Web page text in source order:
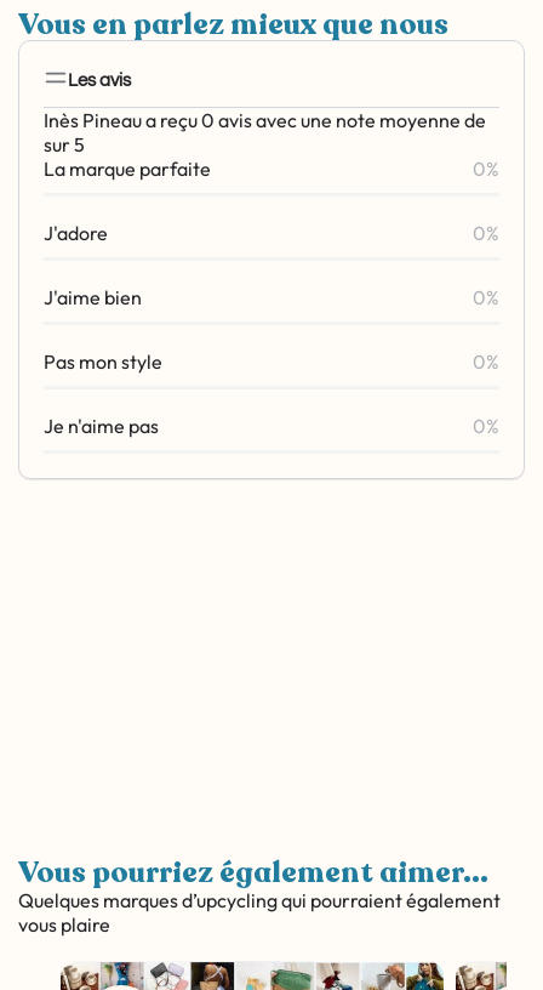
Vous en parlez mieux que nous
Les avis
Inès Pineau a reçu 0 avis avec une note moyenne de
sur 5
La marque parfaite
0%
J'adore 0%
J'aime bien 0%
Pas mon style 0%
Je n'aime pas 0%
Vous pourriez également aimer...
Quelques marques d’upcycling qui pourraient également
vous plaire